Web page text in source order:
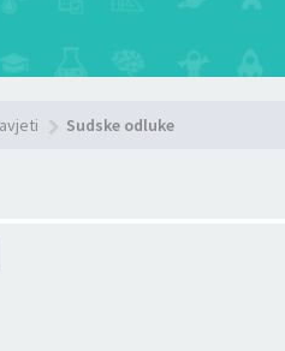
Sudske odluke